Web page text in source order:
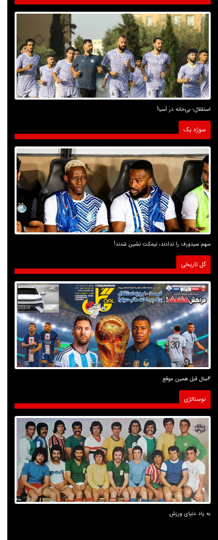
استقلال؛ بی‌خانه در آسیا!
سوژه یک
سهم سیدورف را ندادند، نیمکت نشین شدند!
گل تاریخی
4سال قبل همین موقع
نوستالژی
به یاد دنیای ورزش